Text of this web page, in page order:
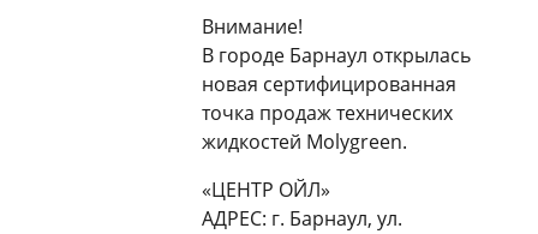
Внимание!
В городе Барнаул открылась
новая сертифицированная
точка продаж технических
жидкостей Molygreen.
«ЦЕНТР ОЙЛ»
АДРЕС: г. Барнаул, ул.